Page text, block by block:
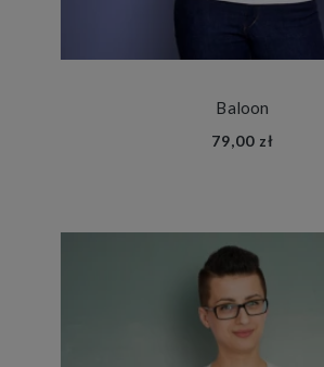
Baloon
79,00 zł